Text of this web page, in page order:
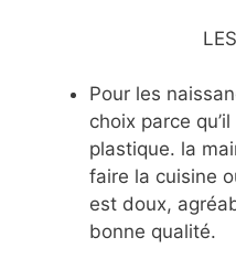
Pour les
choix parce
plastique. la
faire la cuisine
est doux,
bonne qualité.